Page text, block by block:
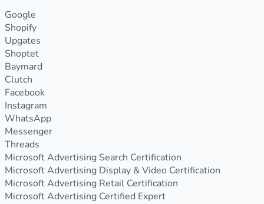
Google
Shopify
Upgates
Shoptet
Baymard
Clutch
Facebook
Instagram
WhatsApp
Messenger
Threads
Microsoft Advertising Search Certification
Microsoft Advertising Display & Video Certification
Microsoft Advertising Retail Certification
Microsoft Advertising Certified Expert